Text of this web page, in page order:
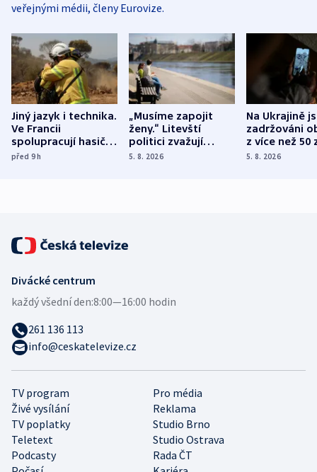
veřejnými médii, členy Eurovize.
Jiný jazyk i technika.
Ve Francii
spolupracují hasiči z
různých zemí
před 9h
„Musíme zapojit
ženy.“ Litevští
politici zvažují
dohodu o
5. 8. 2026
Na Ukrajině
zadržováni
z více než 50
Bojovali na
5. 8. 2026
TV program
Pro média
Živé vysílání
Reklama
TV poplatky
Studio Brno
Teletext
Studio Ostrava
Podcasty
Rada ČT
Divácké centrum
každý všední den:8:00—16:00 hodin
261 136 113
info@ceskatelevize.cz